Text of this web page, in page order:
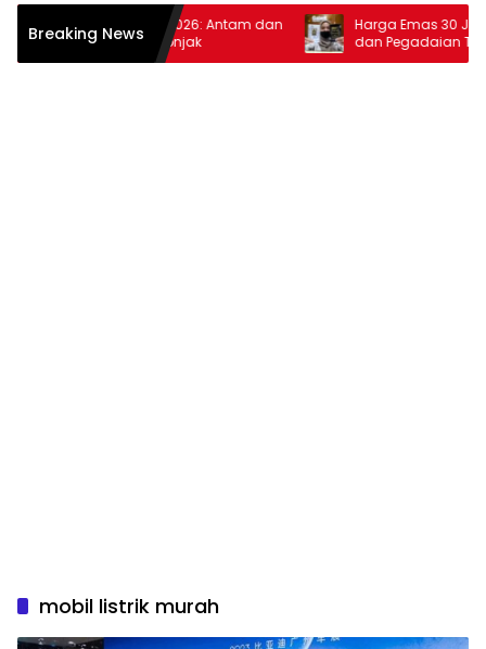
Breaking News
Emas 10 Februari 2026: Antam dan
Kembali Melonjak
Harga Emas 30 Januari
dan Pegadaian Terus
mobil listrik murah